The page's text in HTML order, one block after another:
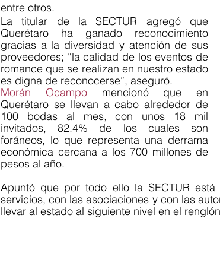
entre otros.
La titular de la SECTUR agregó que
Querétaro ha ganado reconocimiento
gracias a la diversidad y atención de sus
proveedores; “la calidad de los eventos de
romance que se realizan en nuestro estado
es digna de reconocerse”, aseguró.
Morán Ocampo mencionó que en
Querétaro se llevan a cabo alrededor de
100 bodas al mes, con unos 18 mil
invitados, 82.4% de los cuales son
foráneos, lo que representa una derrama
económica cercana a los 700 millones de
pesos al año.
Apuntó que por todo ello la SECTUR
servicios, con las asociaciones y con las
llevar al estado al siguiente nivel en el